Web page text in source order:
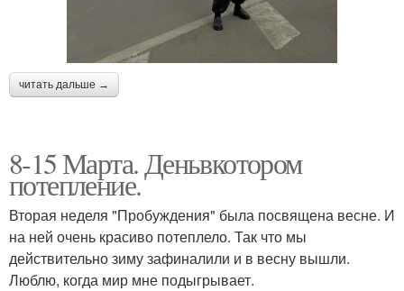
читать дальше →
8-15 Марта. Деньвкотором
потепление.
Вторая неделя "Пробуждения" была посвящена весне. И
на ней очень красиво потеплело. Так что мы
действительно зиму зафиналили и в весну вышли.
Люблю, когда мир мне подыгрывает.